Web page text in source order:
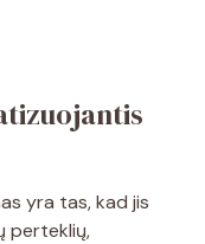
yra tas, kad jis
perteklių,